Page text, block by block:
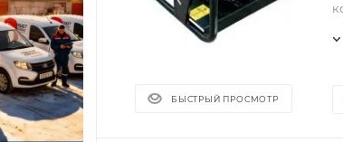
БЫСТРЫЙ ПРОСМОТР